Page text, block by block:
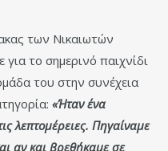
των Νικαιωτών
το σημερινό παιχνίδι
του στην συνέχεια
«Ήταν ένα
λεπτομέρειες. Πηγαίναμε
αν και βρεθήκαμε σε